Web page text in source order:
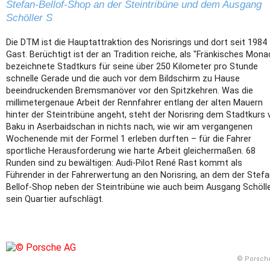
Stefan-Bellof-Shop an der Steintribüne und dem Ausgang
Schöller S
Die DTM ist die Hauptattraktion des Norisrings und dort seit 1984
Gast. Berüchtigt ist der an Tradition reiche, als "Fränkisches
bezeichnete Stadtkurs für seine über 250 Kilometer pro Stunde
schnelle Gerade und die auch vor dem Bildschirm zu Hause
beeindruckenden Bremsmanöver vor den Spitzkehren. Was die
millimetergenaue Arbeit der Rennfahrer entlang der alten Mauern
hinter der Steintribüne angeht, steht der Norisring dem Stadtkurs
Baku in Aserbaidschan in nichts nach, wie wir am vergangenen
Wochenende mit der Formel 1 erleben durften – für die Fahrer
sportliche Herausforderung wie harte Arbeit gleichermaßen. 68
Runden sind zu bewältigen: Audi-Pilot René Rast kommt als
Führender in der Fahrerwertung an den Norisring, an dem der
Bellof-Shop neben der Steintribüne wie auch beim Ausgang
sein Quartier aufschlägt.
©